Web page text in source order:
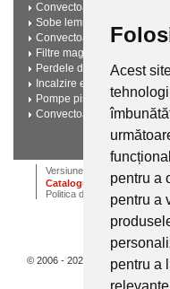
Acest
pentru a
pentru a
pentru a
Convectoare electrice (2)
Sobe lemne (2)
Convectoare pe gaz (2)
Filtre magnetice anticalcar
Perdele de aer (2)
Incalzire electrica in
Pompe piscine (2)
Convectoare pe gaz (2)
Versiune desktop
Catalogul de instalatii
Politica de confidentialitate
© 2006 - 2026 Calor.